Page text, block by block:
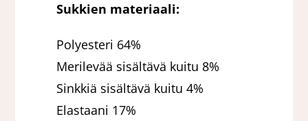
Sukkien materiaali:
Polyesteri 64%
Merilevää sisältävä kuitu 8%
Sinkkiä sisältävä kuitu 4%
Elastaani 17%